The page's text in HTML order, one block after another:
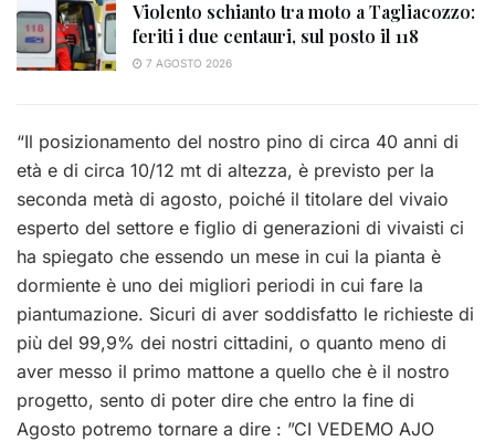
Violento schianto tra moto a Tagliacozzo:
feriti i due centauri, sul posto il 118
7 AGOSTO 2026
“Il posizionamento del nostro pino di circa 40 anni di
età e di circa 10/12 mt di altezza, è previsto per la
seconda metà di agosto, poiché il titolare del vivaio
esperto del settore e figlio di generazioni di vivaisti ci
ha spiegato che essendo un mese in cui la pianta è
dormiente è uno dei migliori periodi in cui fare la
piantumazione. Sicuri di aver soddisfatto le richieste di
più del 99,9% dei nostri cittadini, o quanto meno di
aver messo il primo mattone a quello che è il nostro
progetto, sento di poter dire che entro la fine di
Agosto potremo tornare a dire : ”CI VEDEMO AJO